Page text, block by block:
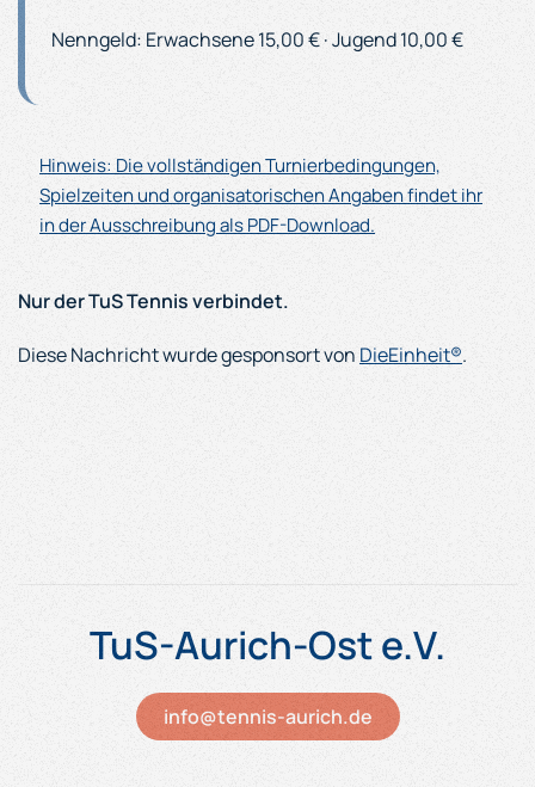
Nenngeld: Erwachsene 15,00 € · Jugend 10,00 €
Hinweis: Die vollständigen Turnierbedingungen,
Spielzeiten und organisatorischen Angaben findet ihr
in der Ausschreibung als PDF-Download.
Nur der TuS Tennis verbindet.
Diese Nachricht wurde gesponsort von DieEinheit®.
TuS-Aurich-Ost e.V.
info@tennis-aurich.de